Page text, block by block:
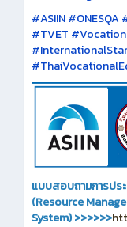
#ASIIN
#TVET
แบบสอบถามการประ
(Resource
System)>>>>>>